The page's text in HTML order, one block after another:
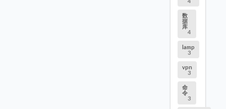
数
据
库
4
lamp
3
vpn
3
命
令
3